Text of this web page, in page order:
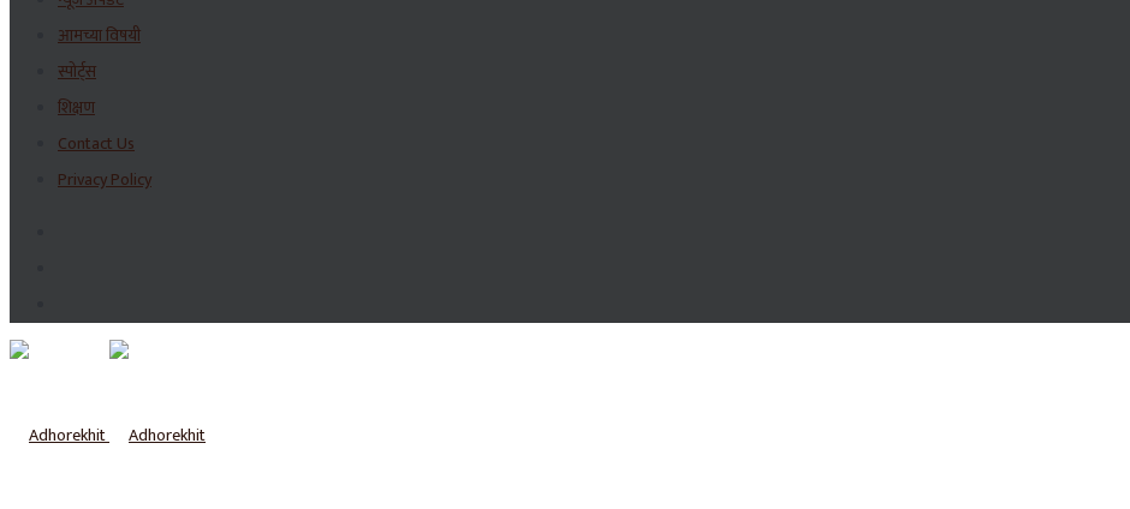
आमच्या विषयी
स्पोर्ट्स
शिक्षण
Contact Us
Privacy Policy